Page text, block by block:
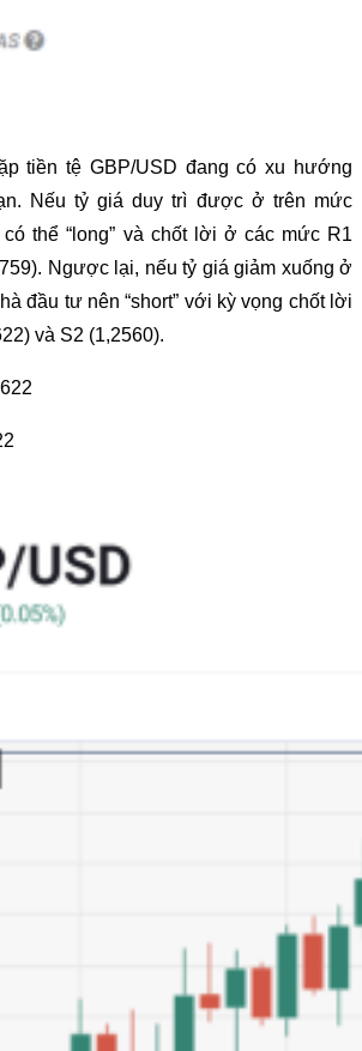
tiền tệ GBP/USD đang có xu hướng
Nếu tỷ giá duy trì được ở trên mức
thể “long” và chốt lời ở các mức R1
Ngược lại, nếu tỷ giá giảm xuống ở
đầu tư nên “short” với kỳ vọng chốt lời
và S2 (1,2560).